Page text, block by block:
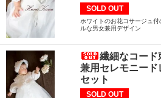
SOLD OUT
ホワイトのお花コサージュ
ルな男女兼用デザイン
繊細なコード
兼用セレモニード
セット
SOLD OUT